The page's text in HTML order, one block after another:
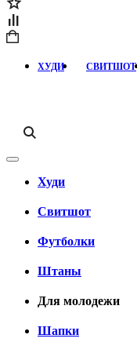
ХУДИ СВИТШОТ
Худи
Свитшот
Футболки
Штаны
Для молодежи
Шапки